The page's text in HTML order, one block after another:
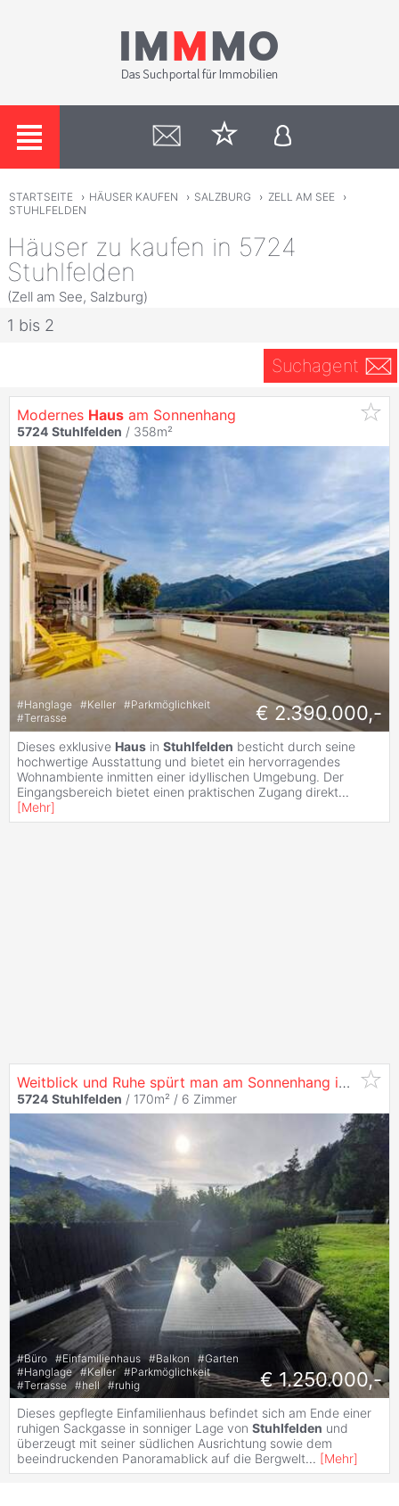
STARTSEITE › HÄUSER KAUFEN › SALZBURG › ZELL AM SEE
›
STUHLFELDEN
Häuser zu kaufen in 5724
Stuhlfelden
(Zell am See, Salzburg)
1 bis 2
Suchagent
Modernes Haus am Sonnenhang
5724 Stuhlfelden / 358m²
#Hanglage #Keller #Parkmöglichkeit
#Terrasse € 2.390.000,-
Dieses exklusive Haus in Stuhlfelden besticht durch seine
hochwertige Ausstattung und bietet ein hervorragendes
Wohnambiente inmitten einer idyllischen Umgebung. Der
Eingangsbereich bietet einen praktischen Zugang direkt...
[Mehr]
Weitblick und Ruhe spürt man am Sonnenhang in
5724 Stuhlfelden / 170m² / 6 Zimmer
#Büro #Einfamilienhaus #Balkon #Garten
#Hanglage #Keller #Parkmöglichkeit
#Terrasse #hell #ruhig € 1.250.000,-
Dieses gepflegte Einfamilienhaus befindet sich am Ende einer
ruhigen Sackgasse in sonniger Lage von Stuhlfelden und
überzeugt mit seiner südlichen Ausrichtung sowie dem
beeindruckenden Panoramablick auf die Bergwelt... [Mehr]